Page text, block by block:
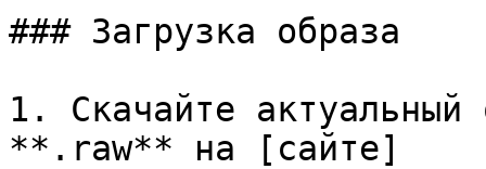
### Загрузка образа
1. Скачайте актуальный
**.raw** на [сайте]